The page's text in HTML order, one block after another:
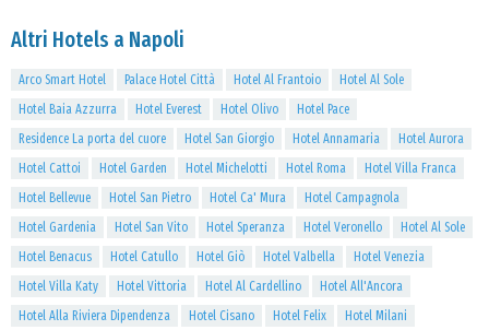
Altri Hotels a Napoli
Arco Smart Hotel Palace Hotel Città Hotel Al Frantoio
Hotel Al Sole
Hotel Baia Azzurra
Hotel Everest Hotel Olivo
Hotel Pace
Residence La porta del cuore
Hotel San Giorgio Hotel Annamaria
Hotel Aurora
Hotel Cattoi
Hotel Garden Hotel Michelotti Hotel Roma
Hotel Villa Franca
Hotel Bellevue
Hotel San Pietro Hotel Ca' Mura
Hotel Campagnola
Hotel Gardenia
Hotel San Vito Hotel Speranza Hotel Veronello
Hotel Al Sole
Hotel Benacus
Hotel Catullo Hotel Giò Hotel Valbella
Hotel Venezia
Hotel Villa Katy
Hotel Vittoria Hotel Al Cardellino
Hotel All'Ancora
Hotel Alla Riviera Dipendenza
Hotel Cisano Hotel Felix
Hotel Milani